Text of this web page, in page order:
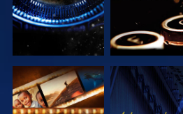
ESPLORA LE
GUARDA